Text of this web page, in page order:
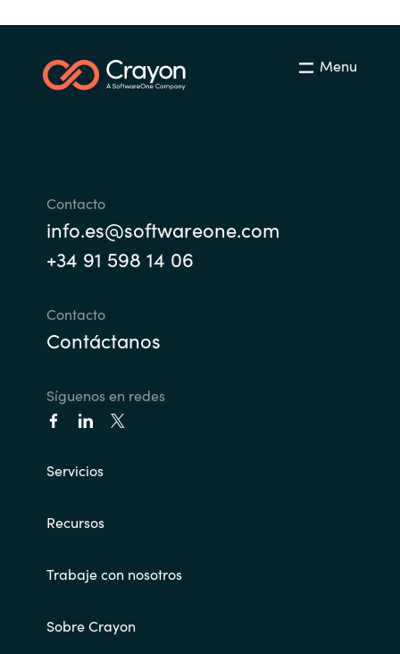
Menu
Contacto
info.es@softwareone.com
+34 91 598 14 06
Contacto
Contáctanos
Síguenos en redes
Servicios
Recursos
Trabaje con nosotros
Sobre Crayon